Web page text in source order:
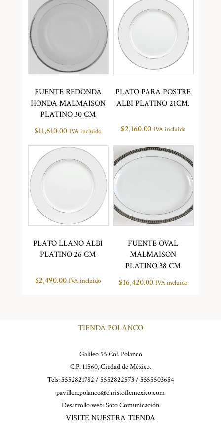
FUENTE REDONDA
HONDA MALMAISON
PLATINO 30 CM
$11,610.00 IVA incluido
PLATO PARA POSTRE
ALBI PLATINO 21CM.
$2,160.00 IVA incluido
PLATO LLANO ALBI
PLATINO 26 CM
$2,490.00 IVA incluido
FUENTE OVAL
MALMAISON
PLATINO 38 CM
$16,420.00 IVA incluido
TIENDA POLANCO
Galileo 55 Col. Polanco
C.P. 11560, Ciudad de México.
Tels: 5552821782 / 5552822573 / 5555503654
pavillon.polanco@christoflemexico.com
Desarrollo web:Soto Comunicación
VISITE NUESTRA TIENDA